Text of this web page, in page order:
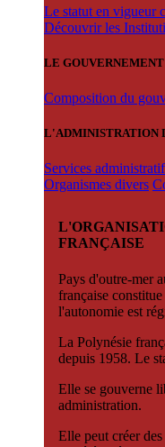
Le statut en vigueur
Découvrir les
LE GOUVERNEMENT
Composition du
L'ADMINISTRATION
Services
Organismes divers
FRANÇAISE
Pays d'outre-mer
française
l'autonomie est
La Polynésie
depuis 1958. Le
Elle se gouverne
administration.
Elle peut créer